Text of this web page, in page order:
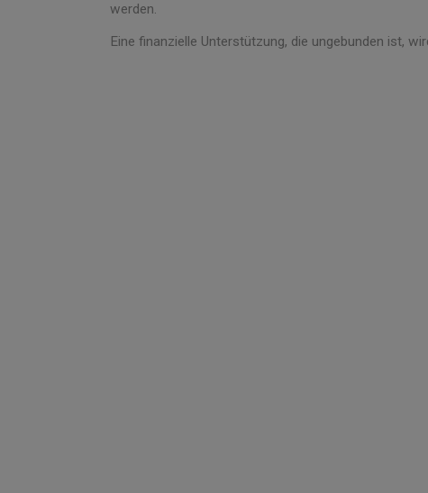
werden.
Eine finanzielle Unterstützung, die ungebunden ist,